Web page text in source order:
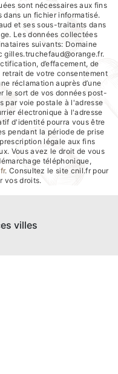
sont nécessaires aux fins
dans un fichier informatisé.
et ses sous-traitants dans
Les données collectées
suivants: Domaine
gilles.truchefaud@orange.fr.
d’effacement, de
retrait de votre consentement
réclamation auprès d’une
le sort de vos données post-
par voie postale à l'adresse
électronique à l'adresse
d'identité pourra vous être
pendant la période de prise
légale aux fins
Vous avez le droit de vous
téléphonique,
. Consultez le site cnil.fr pour
vos droits.
villes